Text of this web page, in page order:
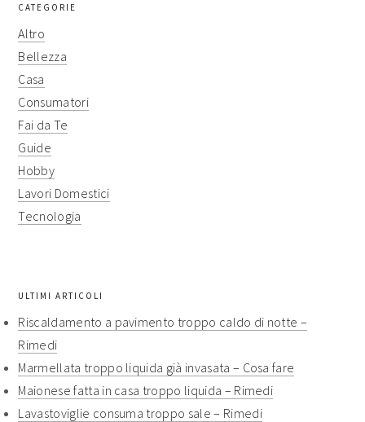
CATEGORIE
Altro
Bellezza
Casa
Consumatori
Fai da Te
Guide
Hobby
Lavori Domestici
Tecnologia
ULTIMI ARTICOLI
Riscaldamento a pavimento troppo caldo di notte​ –
Rimedi​
Marmellata troppo liquida già invasata​ – Cosa fare​​
Maionese fatta in casa troppo liquida​​ – Rimedi​​
Lavastoviglie consuma troppo sale​ – Rimedi​​